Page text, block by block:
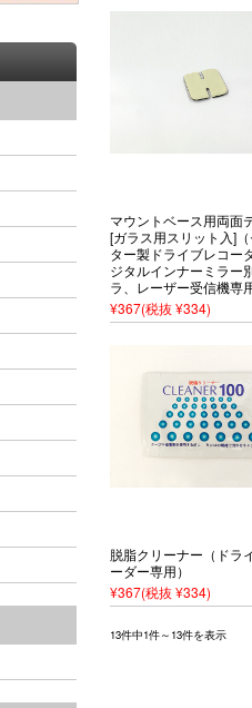
マウントベース用両面
[ガラス用スリット入]（
ター製ドライブレコー
ジタルインナーミラー
ラ、レーザー受信機専
¥367(税抜 ¥334)
脱脂クリーナー（ドラ
ーダー専用）
¥367(税抜 ¥334)
13件中1件～13件を表示